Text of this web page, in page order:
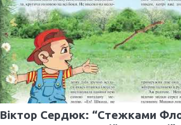
Віктор Сердюк: “Стежками